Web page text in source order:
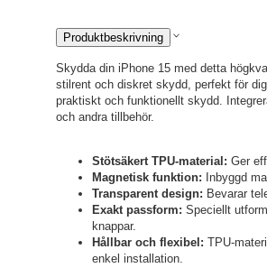
Produktbeskrivning
Skydda din iPhone 15 med detta
stilrent och diskret skydd, perfekt för
praktiskt och funktionellt skydd.
och andra tillbehör.
Stötsäkert TPU-material: Ger
Magnetisk funktion: Inbyggd
Transparent design: Bevarar
Exakt passform: Speciellt
knappar.
Hållbar och flexibel: TPU-
enkel installation.